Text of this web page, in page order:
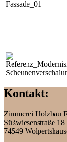
Kontakt:
Zimmerei Holzbau
Süßwiesenstraße 18
74549